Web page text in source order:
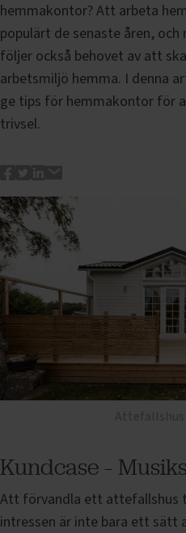
hemmakontor? Att arbeta
populärt de senaste åren,
följer också behovet av att
arbetsmiljö hemma. I denna
ge tips för hemmakontor för
trivsel.
Kundcase –
Att förvandla ett attefallshus
intressen är inte bara ett sätt